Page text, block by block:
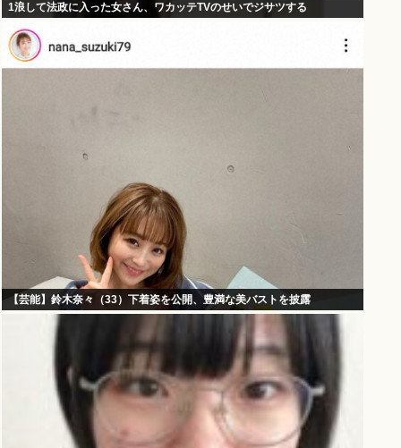
1浪して法政に入った女さん、ワカッテTVのせいでジサツする
【芸能】鈴木奈々（33）下着姿を公開、豊満な美バストを披露